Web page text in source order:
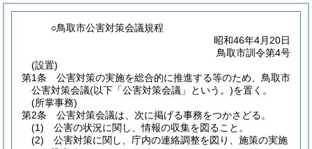
○鳥取市公害対策会議規程
昭和46年4月20日
鳥取市訓令第4号
(設置)
第1条
公害対策の実施を総合的に推進する等のため、鳥取市
公害対策会議(以下「公害対策会議」という。)を置く。
(所掌事務)
第2条
公害対策会議は、次に掲げる事務をつかさどる。
(1)
公害の状況に関し、情報の収集を図ること。
(2)
公害対策に関し、庁内の連絡調整を図り、施策の実施